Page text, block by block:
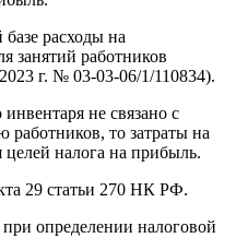
базе расходы на
занятий работников
г. № 03-03-06/1/110834).
не связано с
работников, то затраты на
налога на прибыль.
29 статьи 270 НК РФ.
определении налоговой